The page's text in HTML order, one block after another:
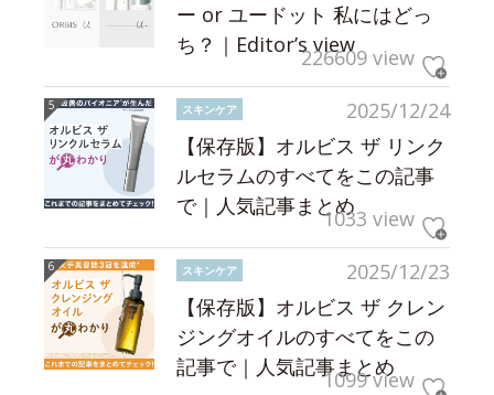
ー or ユードット 私にはどっ
ち？｜Editor’s view226609 view
2025/12/24
スキンケア
【保存版】オルビス ザ リンク
ルセラムのすべてをこの記事
で｜人気記事まとめ1033 view
2025/12/23
スキンケア
【保存版】オルビス ザ クレン
ジングオイルのすべてをこの
記事で｜人気記事まとめ
1099 view